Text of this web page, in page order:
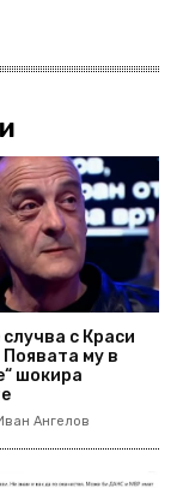
случва с Краси
му в
шокира
Ангелов